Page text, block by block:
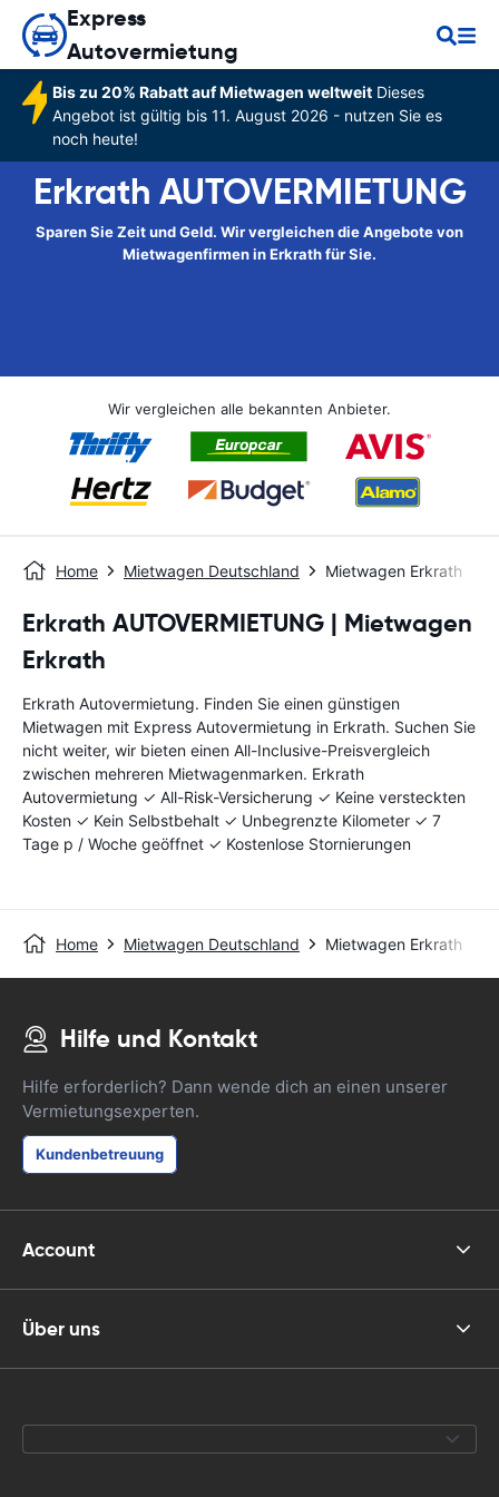
Express
Autovermietung
Bis zu 20% Rabatt auf Mietwagen weltweitDieses
Angebot ist gültig bis 11. August 2026 - nutzen Sie es
noch heute!
Erkrath AUTOVERMIETUNG
Sparen Sie Zeit und Geld. Wir vergleichen die Angebote von
Mietwagenfirmen in Erkrath für Sie.
Wir vergleichen alle bekannten Anbieter.
Home Mietwagen Deutschland Mietwagen Erkrath
Erkrath AUTOVERMIETUNG | Mietwagen
Erkrath
Erkrath Autovermietung. Finden Sie einen günstigen
Mietwagen mit Express Autovermietung in Erkrath. Suchen Sie
nicht weiter, wir bieten einen All-Inclusive-Preisvergleich
zwischen mehreren Mietwagenmarken. Erkrath
Autovermietung ✓ All-Risk-Versicherung ✓ Keine versteckten
Kosten ✓ Kein Selbstbehalt ✓ Unbegrenzte Kilometer ✓ 7
Tage p / Woche geöffnet ✓ Kostenlose Stornierungen
Home Mietwagen Deutschland Mietwagen Erkrath
Hilfe und Kontakt
Hilfe erforderlich? Dann wende dich an einen unserer
Vermietungsexperten.
Kundenbetreuung
Account
Über uns